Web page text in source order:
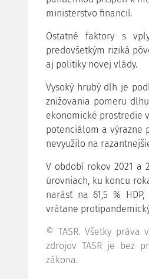
ministerstvo financií.
Ostatné faktory s
predovšetkým riziká
aj politiky novej vlády.
Vysoký hrubý dlh je
znižovania pomeru
ekonomické prostredie
potenciálom a výrazne
nevyužilo na
V období rokov 2021 a
úrovniach, ku koncu
narásť na 61,5 %
vrátane
© TASR. Všetky práva
zdrojov TASR je bez
zákona.